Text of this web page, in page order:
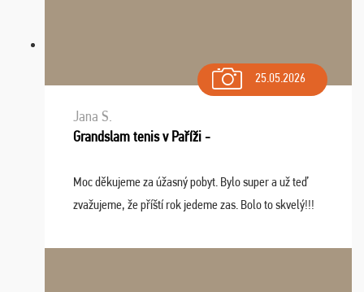
25.05.2026
Jana S.
Grandslam tenis v Paříži -
Moc děkujeme za úžasný pobyt. Bylo super a už teď
zvažujeme, že příští rok jedeme zas. Bolo to skvelý!!!